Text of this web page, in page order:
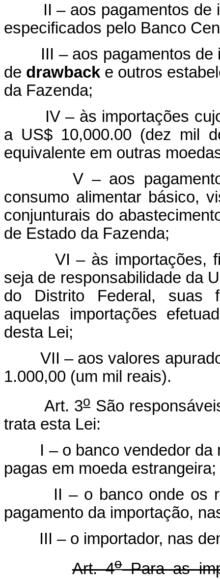
II – aos pagamentos de
especificados pelo Banco
III – aos pagamentos de
de drawback e outros
da Fazenda;
IV – às importações cujo
a US$ 10,000.00 (dez mil
equivalente em outras
V – aos pagamentos
consumo alimentar básico,
conjunturais do
de Estado da Fazenda;
VI – às importações,
seja de responsabilidade da
do Distrito Federal, suas
aquelas importações
desta Lei;
VII – aos valores
1.000,00 (um mil reais).
Art. 3oSão
trata esta Lei:
I – o banco vendedor da
pagas em moeda estrangeira;
II – o banco onde os
pagamento da importação,
III – o importador, nas
Art. 4oPara as